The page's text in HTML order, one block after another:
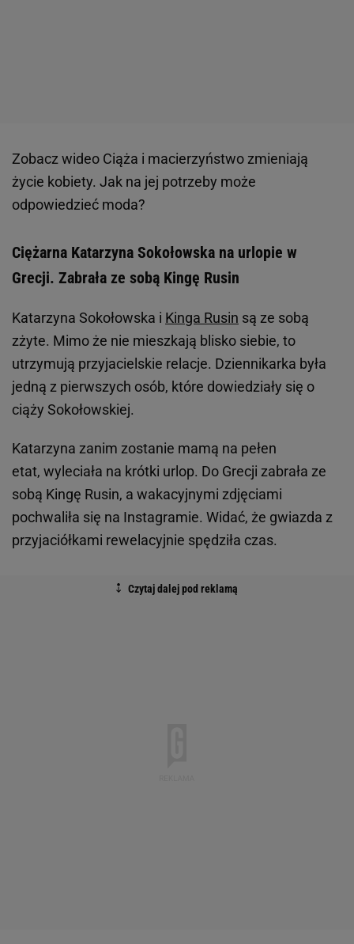
Zobacz wideo Ciąża i macierzyństwo zmieniają
życie kobiety. Jak na jej potrzeby może
odpowiedzieć moda?
Ciężarna Katarzyna Sokołowska na urlopie w
Grecji. Zabrała ze sobą Kingę Rusin
Katarzyna Sokołowska i Kinga Rusin są ze sobą
zżyte. Mimo że nie mieszkają blisko siebie, to
utrzymują przyjacielskie relacje. Dziennikarka była
jedną z pierwszych osób, które dowiedziały się o
ciąży Sokołowskiej.
Katarzyna zanim zostanie mamą na pełen
etat, wyleciała na krótki urlop. Do Grecji zabrała ze
sobą Kingę Rusin, a wakacyjnymi zdjęciami
pochwaliła się na Instagramie. Widać, że gwiazda z
przyjaciółkami rewelacyjnie spędziła czas.